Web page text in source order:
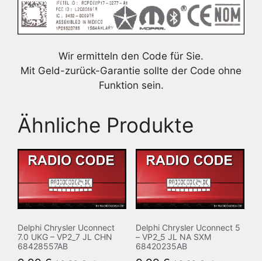
Wir ermitteln den Code für Sie.
Mit Geld-zurück-Garantie sollte der Code ohne
Funktion sein.
Ähnliche Produkte
Delphi Chrysler Uconnect
7.0 UKG – VP2_7 JL CHN
68428557AB
Delphi Chrysler Uconnect 5
– VP2_5 JL NA SXM
68420235AB